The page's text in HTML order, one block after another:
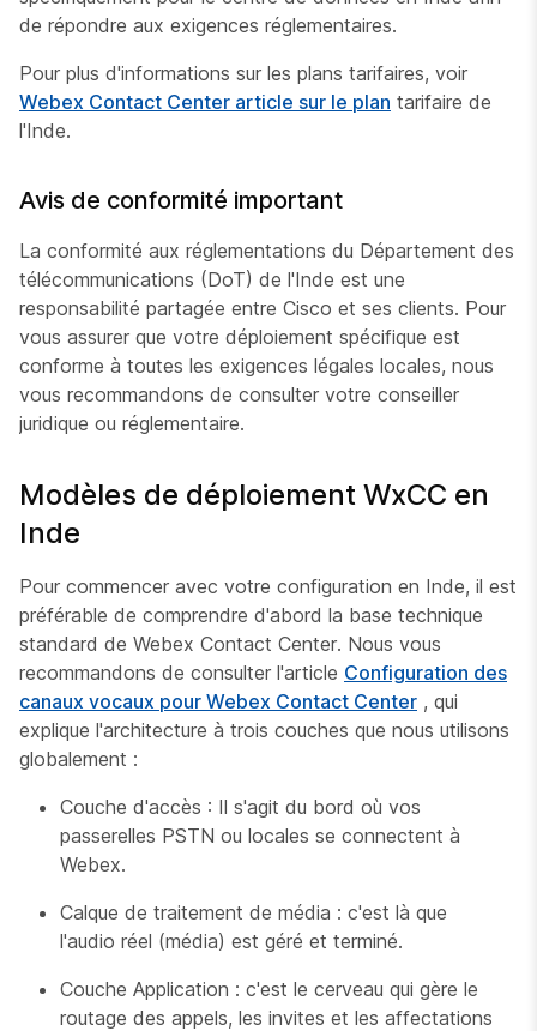
de répondre aux exigences réglementaires.
Pour plus d'informations sur les plans tarifaires, voir
Webex Contact Center article sur le plan tarifaire de
l'Inde.
Avis de conformité important
La conformité aux réglementations du Département des
télécommunications (DoT) de l'Inde est une
responsabilité partagée entre Cisco et ses clients. Pour
vous assurer que votre déploiement spécifique est
conforme à toutes les exigences légales locales, nous
vous recommandons de consulter votre conseiller
juridique ou réglementaire.
Modèles de déploiement WxCC en
Inde
Pour commencer avec votre configuration en Inde, il est
préférable de comprendre d'abord la base technique
standard de Webex Contact Center. Nous vous
recommandons de consulter l'article Configuration des
canaux vocaux pour Webex Contact Center , qui
explique l'architecture à trois couches que nous utilisons
globalement :
Couche d'accès : Il s'agit du bord où vos
passerelles PSTN ou locales se connectent à
Webex.
Calque de traitement de média : c'est là que
l'audio réel (média) est géré et terminé.
Couche Application : c'est le cerveau qui gère le
routage des appels, les invites et les affectations